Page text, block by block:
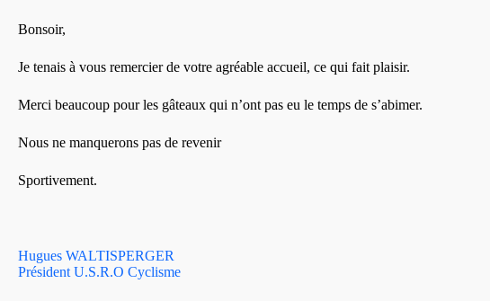
Bonsoir,
Je tenais à vous remercier de votre agréable accueil, ce qui fait plaisir.
Merci beaucoup pour les gâteaux qui n’ont pas eu le temps de s’abimer.
Nous ne manquerons pas de revenir
Sportivement.
Hugues WALTISPERGER
Président U.S.R.O Cyclisme